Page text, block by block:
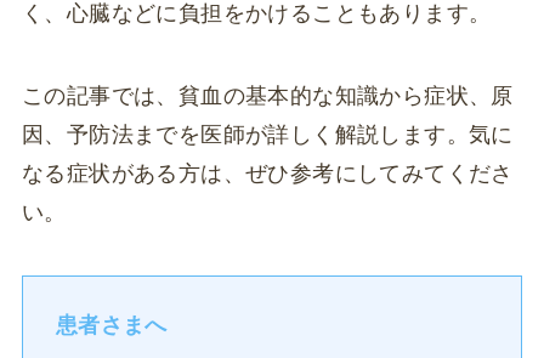
く、心臓などに負担をかけることもあります。
この記事では、貧血の基本的な知識から症状、原
因、予防法までを医師が詳しく解説します。気に
なる症状がある方は、ぜひ参考にしてみてくださ
い。
患者さまへ